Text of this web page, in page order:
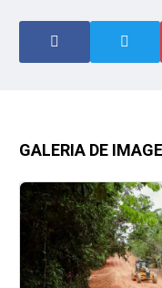
GALERIA DE